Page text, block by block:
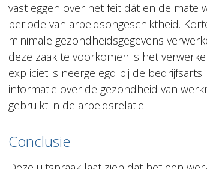
vastleggen over het feit dát en de mate
periode van arbeidsongeschiktheid.
minimale gezondheidsgegevens
deze zaak te voorkomen is het
expliciet is neergelegd bij de
informatie over de gezondheid van
gebruikt in de arbeidsrelatie.
Conclusie